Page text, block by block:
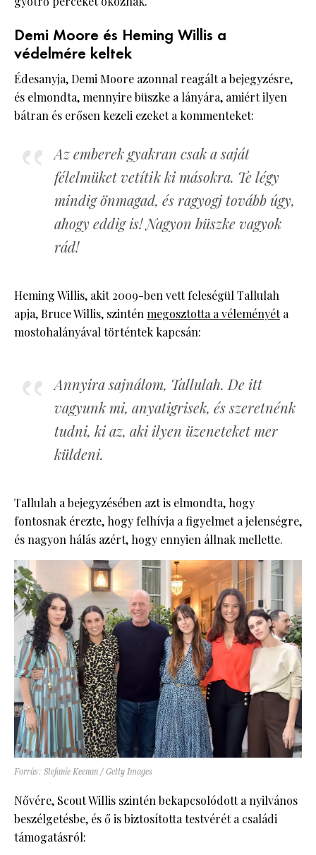
Demi Moore és Heming Willis a
védelmére keltek
Édesanyja, Demi Moore azonnal reagált a bejegyzésre,
és elmondta, mennyire büszke a lányára, amiért ilyen
bátran és erősen kezeli ezeket a kommenteket:
Az emberek gyakran csak a saját
félelmüket vetítik ki másokra. Te légy
mindig önmagad, és ragyogj tovább úgy,
ahogy eddig is! Nagyon büszke vagyok
rád!
Heming Willis, akit 2009-ben vett feleségül Tallulah
apja, Bruce Willis, szintén megosztotta a véleményéta
mostohalányával történtek kapcsán:
Annyira sajnálom, Tallulah. De itt
vagyunk mi, anyatigrisek, és szeretnénk
tudni, ki az, aki ilyen üzeneteket mer
küldeni.
Tallulah a bejegyzésében azt is elmondta, hogy
fontosnak érezte, hogy felhívja a figyelmet a jelenségre,
és nagyon hálás azért, hogy ennyien állnak mellette.
Forrás: Stefanie Keenan / Getty Images
Nővére, Scout Willis szintén bekapcsolódott a nyilvános
beszélgetésbe, és ő is biztosította testvérét a családi
támogatásról: